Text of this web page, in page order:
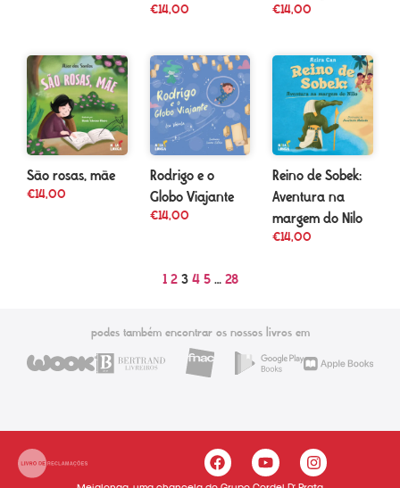
€14,00 €14,00
São rosas, mãe
€14,00
Rodrigo e o
Globo Viajante
€14,00
Reino de Sobek:
Aventura na
margem do Nilo
€14,00
1 2 3 4 5 … 28
podes também encontrar os nossos livros em